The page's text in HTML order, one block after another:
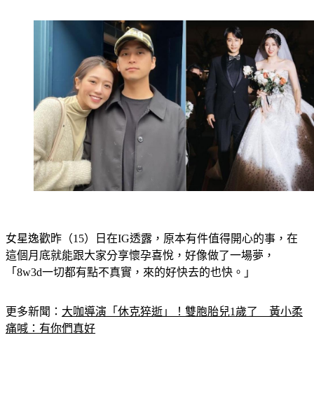
女星逸歡昨（15）日在IG透露，原本有件值得開心的事，在
這個月底就能跟大家分享懷孕喜悅，好像做了一場夢，
更多新聞：大咖導演「休克猝逝」！雙胞胎兒1歲了　黃小柔